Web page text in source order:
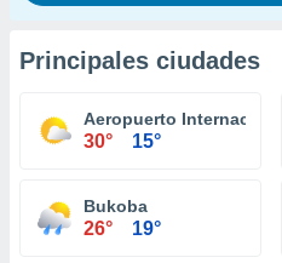
Principales ciudades
Aeropuerto
30° 15°
Bukoba
26° 19°